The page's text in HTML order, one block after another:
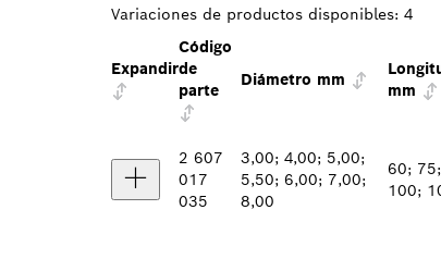
Variaciones de productos disponibles: 4
Expandir
Código
de
parte
Diámetro mm
mm
2 607
017
035
3,00; 4,00; 5,00;
5,50; 6,00; 7,00;
8,00
60;
100;